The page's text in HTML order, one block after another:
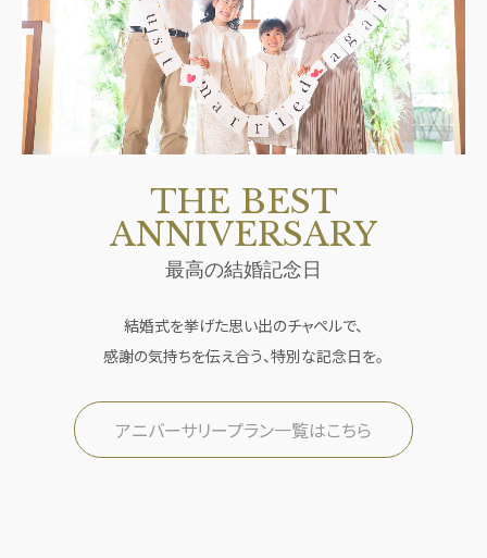
THE BEST
ANNIVERSARY
最高の結婚記念日
結婚式を挙げた思い出のチャペルで、
感謝の気持ちを伝え合う、特別な記念日を。
アニバーサリープラン一覧はこちら